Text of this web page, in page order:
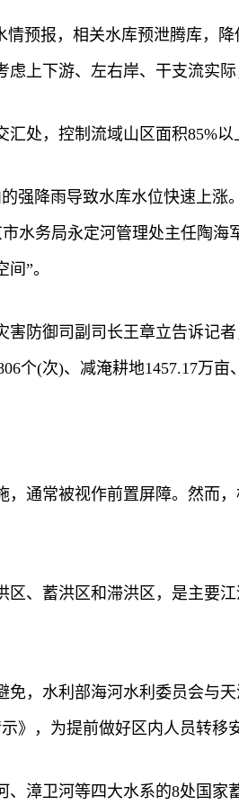
预报，相关水库预泄腾库，
上下游、左右岸、干支流实
处，控制流域山区面积85%以
强降雨导致水库水位快速上涨
水务局永定河管理处主任陶
”。
防御司副司长王章立告诉记
个(次)、减淹耕地1457.17万亩
通常被视作前置屏障。然而
、蓄洪区和滞洪区，是主要
，水利部海河水利委员会与
》，为提前做好区内人员转移
漳卫河等四大水系的8处国家